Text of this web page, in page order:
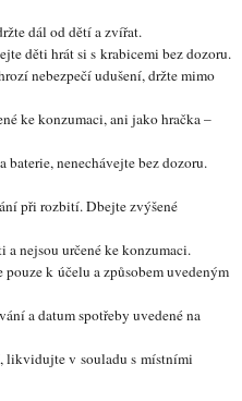
dál od dětí a zvířat.
děti hrát si s krabicemi bez dozoru.
nebezpečí udušení, držte mimo
ke konzumaci, ani jako hračka –
nenechávejte bez dozoru.
při rozbití. Dbejte zvýšené
a nejsou určené ke konzumaci.
k účelu a způsobem uvedeným
a datum spotřeby uvedené na
likvidujte v souladu s místními